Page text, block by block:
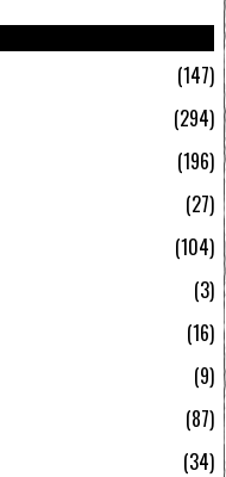
147
294
196
27
104
3
16
9
87
34